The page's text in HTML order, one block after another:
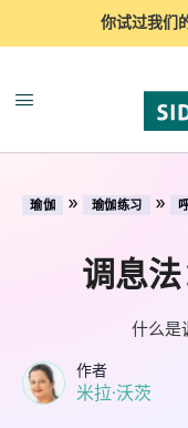
你试过我们
瑜伽 » 瑜伽练习 »
调息
什么是
作者
米拉·沃茨